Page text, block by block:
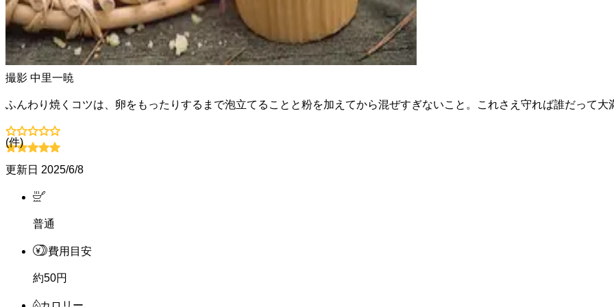
撮影 中里一暁
ふんわり焼くコツは、卵をもったりするまで泡立てることと粉を加えてから混ぜすぎないこと。これさえ守れば誰だって大
(件)
更新日 2025/6/8
普通
費用目安
約50円